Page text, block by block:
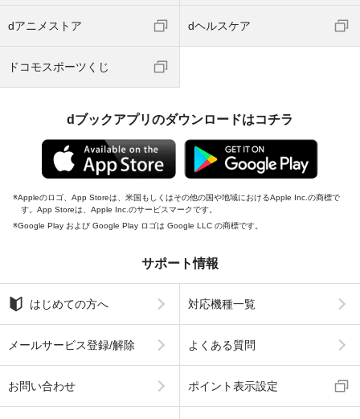
dアニメストア dヘルスケア
ドコモスポーツくじ
dブックアプリのダウンロードはコチラ
Appleのロゴ、App Storeは、米国もしくはその他の国や地域におけるApple Inc.の商標で
す。App Storeは、Apple Inc.のサービスマークです。
Google Play および Google Play ロゴは Google LLC の商標です。
サポート情報
はじめての方へ 対応機種一覧
メールサービス登録/解除 よくある質問
お問い合わせ ポイント表示設定